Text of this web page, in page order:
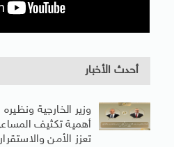
أحدث الأخبار
وزير الخارجية
أهمية تكثيف
تعزز الأمن